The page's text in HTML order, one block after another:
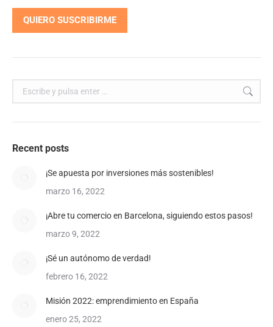
Recent posts
¡Se apuesta por inversiones más sostenibles!
marzo 16, 2022
¡Abre tu comercio en Barcelona, siguiendo estos pasos!
marzo 9, 2022
¡Sé un autónomo de verdad!
febrero 16, 2022
Misión 2022: emprendimiento en España
enero 25, 2022